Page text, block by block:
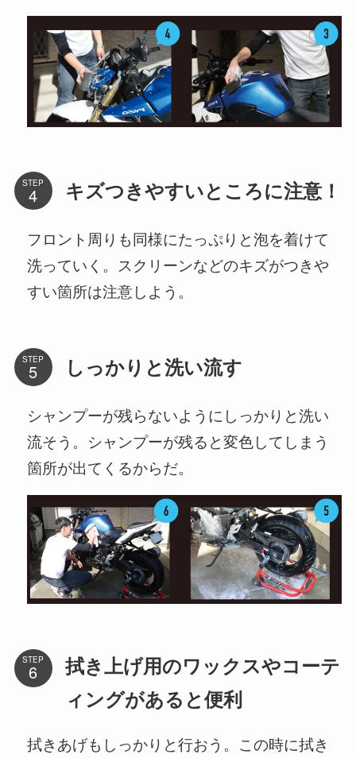
STEP キズつきやすいところに注意！
フロント周りも同様にたっぷりと泡を着けて
洗っていく。スクリーンなどのキズがつきや
すい箇所は注意しよう。
STEP しっかりと洗い流す
シャンプーが残らないようにしっかりと洗い
流そう。シャンプーが残ると変色してしまう
箇所が出てくるからだ。
STEP
拭き上げ用のワックスやコーテ
ィングがあると便利
拭きあげもしっかりと行おう。この時に拭き